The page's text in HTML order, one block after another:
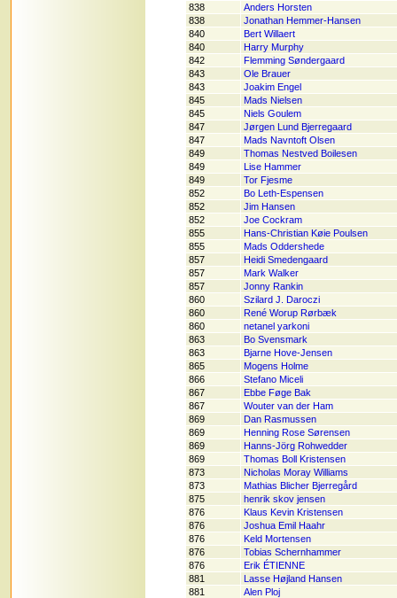
838
Anders Horsten
838
Jonathan Hemmer-Hansen
840
Bert Willaert
840
Harry Murphy
842
Flemming Søndergaard
843
Ole Brauer
843
Joakim Engel
845
Mads Nielsen
845
Niels Goulem
847
Jørgen Lund Bjerregaard
847
Mads Navntoft Olsen
849
Thomas Nestved Boilesen
849
Lise Hammer
849
Tor Fjesme
852
Bo Leth-Espensen
852
Jim Hansen
852
Joe Cockram
855
Hans-Christian Køie Poulsen
855
Mads Oddershede
857
Heidi Smedengaard
857
Mark Walker
857
Jonny Rankin
860
Szilard J. Daroczi
860
René Worup Rørbæk
860
netanel yarkoni
863
Bo Svensmark
863
Bjarne Hove-Jensen
865
Mogens Holme
866
Stefano Miceli
867
Ebbe Føge Bak
867
Wouter van der Ham
869
Dan Rasmussen
869
Henning Rose Sørensen
869
Hanns-Jörg Rohwedder
869
Thomas Boll Kristensen
873
Nicholas Moray Williams
873
Mathias Blicher Bjerregård
875
henrik skov jensen
876
Klaus Kevin Kristensen
876
Joshua Emil Haahr
876
Keld Mortensen
876
Tobias Schernhammer
876
Erik ÉTIENNE
881
Lasse Højland Hansen
881
Alen Ploj